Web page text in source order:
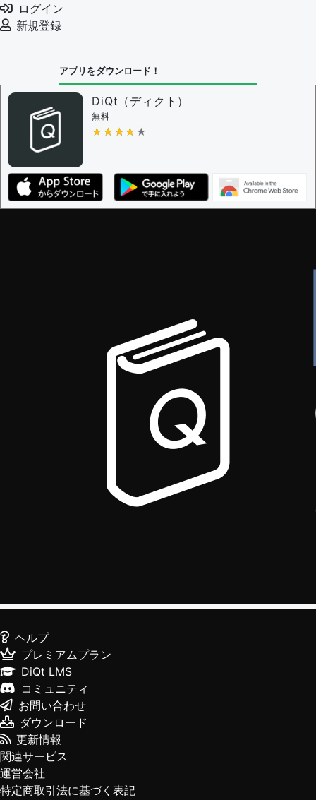
ログイン
新規登録
アプリをダウンロード！
DiQt（ディクト）
無料
★★★★★
★★★★★
ヘルプ
プレミアムプラン
DiQt LMS
コミュニティ
お問い合わせ
ダウンロード
更新情報
関連サービス
運営会社
特定商取引法に基づく表記